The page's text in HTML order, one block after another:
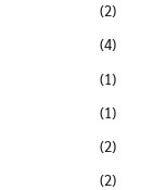
(2)
(4)
(1)
(1)
(2)
(2)